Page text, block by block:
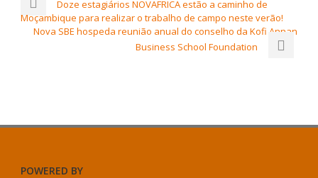
Doze estagiários NOVAFRICA estão a caminho de
Moçambique para realizar o trabalho de campo neste verão!
Nova SBE hospeda reunião anual do conselho da Kofi Annan
Business School Foundation
POWERED BY